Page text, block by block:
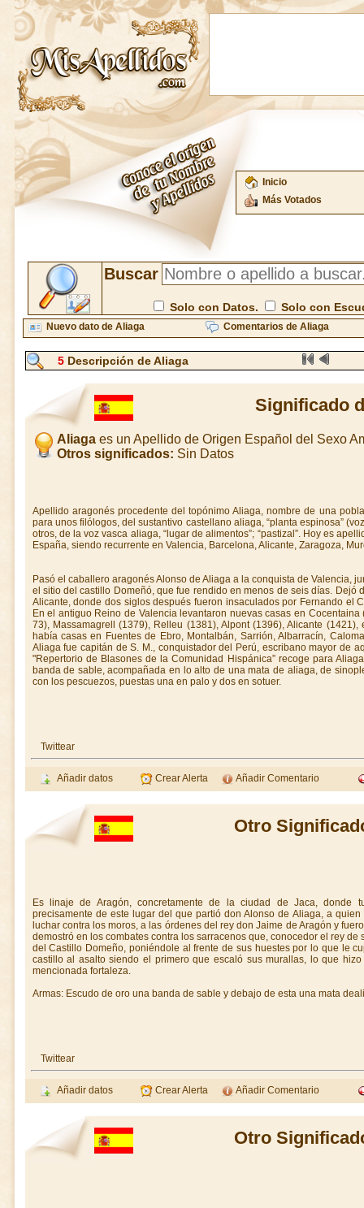
Inicio
Más Votados
Buscar
Solo con Datos. Solo con
Nuevo dato de Aliaga Comentarios de Aliaga
5 Descripción de Aliaga
Significado
Aliagaes un Apellido de Origen Español del Sexo
Otros significados: Sin Datos
Apellido aragonés procedente del topónimo Aliaga, nombre de una
para unos filólogos, del sustantivo castellano aliaga, “planta espinosa”
otros, de la voz vasca aliaga, “lugar de alimentos”; “pastizal”. Hoy es
España, siendo recurrente en Valencia, Barcelona, Alicante, Zaragoza,
Pasó el caballero aragonés Alonso de Aliaga a la conquista de Valencia,
el sitio del castillo Domeñó, que fue rendido en menos de seis días. Dejó
Alicante, donde dos siglos después fueron insaculados por Fernando el
En el antiguo Reino de Valencia levantaron nuevas casas en
73), Massamagrell (1379), Relleu (1381), Alpont (1396), Alicante
había casas en Fuentes de Ebro, Montalbán, Sarrión, Albarracín,
Aliaga fue capitán de S. M., conquistador del Perú, escribano mayor de
"Reper­torio de Blasones de la Comunidad Hispánica” recoge para
banda de sable, acompañada en lo alto de una mata de aliaga, de
con los pescuezos, puestas una en palo y dos en sotuer.
Twittear
Añadir datos Crear Alerta Añadir Comentario
Otro
Es linaje de Aragón, concretamente de la ciudad de Jaca, donde
precisamente de este lugar del que partió don Alonso de Aliaga, a
luchar contra los moros, a las órdenes del rey don Jaime de Aragón y
demostró en los combates contra los sarracenos que, conocedor el rey
del Castillo Domeño, poniéndole al frente de sus huestes por lo que le
castillo al asalto siendo el primero que escaló sus murallas, lo que
mencionada fortaleza.
Armas: Escudo de oro una banda de sable y debajo de esta una mata
Twittear
Añadir datos Crear Alerta Añadir Comentario
Otro